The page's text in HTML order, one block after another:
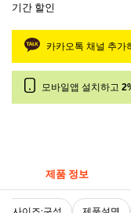
기간 할인
카카오톡 채널 추가
모바일앱 설치하고
제품 정보